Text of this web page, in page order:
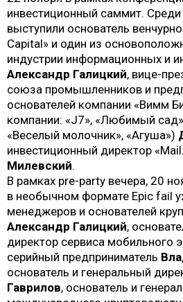
инвестиционный саммит. Среди
выступили основатель
Capital» и один из
индустрии информационных и
Александр Галицкий, вице-
союза промышленников и
основателей компании «Вимм
компании: «J7», «Любимый
«Веселый молочник», «Агуша»)
инвестиционный директор
Милевский.
В рамках pre-party вечера, 20
в необычном формате Epic fail
менеджеров и основателей
Александр Галицкий,
директор сервиса мобильного
серийный предприниматель
основатель и генеральный
Гаврилов, основатель и